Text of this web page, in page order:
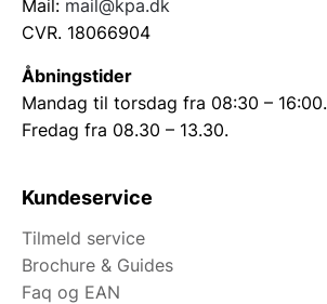
Mail: mail@kpa.dk
CVR. 18066904
Åbningstider
Mandag til torsdag fra 08:30 – 16:00.
Fredag fra 08.30 – 13.30.
Kundeservice
Tilmeld service
Brochure & Guides
Faq og EAN